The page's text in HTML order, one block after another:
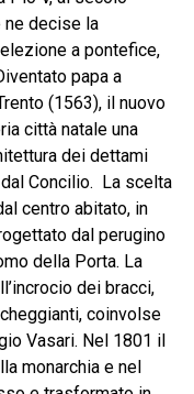
ne decise la
a pontefice,
papa a
(1563), il nuovo
città natale una
dei dettami
Concilio. La scelta
centro abitato, in
dal perugino
della Porta. La
dei bracci,
coinvolse
Vasari. Nel 1801 il
monarchia e nel